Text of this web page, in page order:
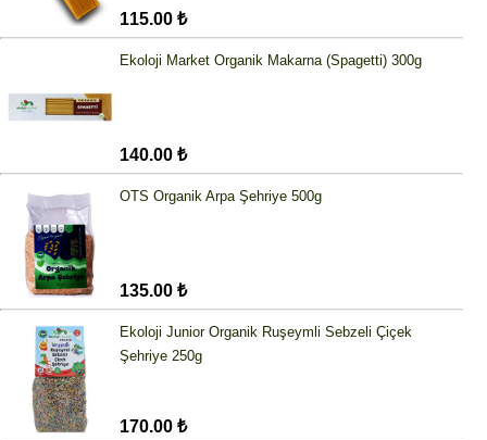
115.00 ₺
Ekoloji Market Organik Makarna (Spagetti) 300g
140.00 ₺
OTS Organik Arpa Şehriye 500g
135.00 ₺
Ekoloji Junior Organik Ruşeymli Sebzeli Çiçek
Şehriye 250g
170.00 ₺